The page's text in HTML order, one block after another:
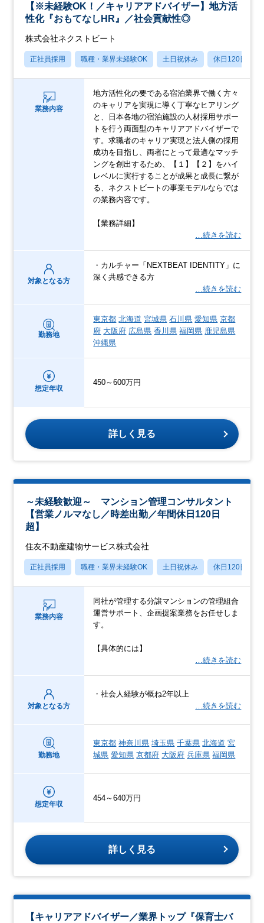
【※未経験OK！／キャリアアドバイザー】地方活
性化『おもてなしHR』／社会貢献性◎
株式会社ネクストビート
正社員採用 職種・業界未経験OK 土日祝休み 休日120日以上
業務内容
地方活性化の要である宿泊業界で働く方々
のキャリアを実現に導く丁寧なヒアリング
と、日本各地の宿泊施設の人材採用サポー
トを行う両面型のキャリアアドバイザーで
す。求職者のキャリア実現と法人側の採用
成功を目指し、両者にとって最適なマッチ
ングを創出するため、【１】【２】をハイ
レベルに実行することが成果と成長に繋が
る、ネクストビートの事業モデルならでは
の業務内容です。
【業務詳細】
…続きを読む
対象となる方
・カルチャー「NEXTBEAT IDENTITY」に
深く共感できる方
…続きを読む
勤務地
東京都 北海道 宮城県 石川県 愛知県 京都
府 大阪府 広島県 香川県 福岡県 鹿児島県
沖縄県
想定年収
450～600万円
詳しく見る
～未経験歓迎～ マンション管理コンサルタント
【営業ノルマなし／時差出勤／年間休日120日
超】
住友不動産建物サービス株式会社
正社員採用 職種・業界未経験OK 土日祝休み 休日120日以上
業務内容
同社が管理する分譲マンションの管理組合
運営サポート、企画提案業務をお任せしま
す。
【具体的には】
…続きを読む
対象となる方
・社会人経験が概ね2年以上
…続きを読む
勤務地
東京都 神奈川県 埼玉県 千葉県 北海道 宮
城県 愛知県 京都府 大阪府 兵庫県 福岡県
想定年収
454～640万円
詳しく見る
【キャリアアドバイザー／業界トップ『保育士バ